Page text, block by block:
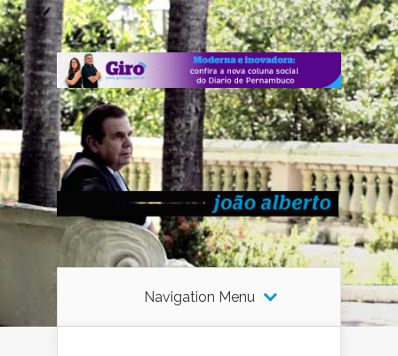
Navigation Menu